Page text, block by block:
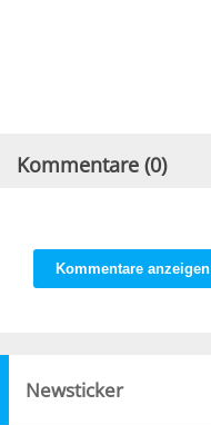
Kommentare (0)
Kommentare anzeigen
Newsticker